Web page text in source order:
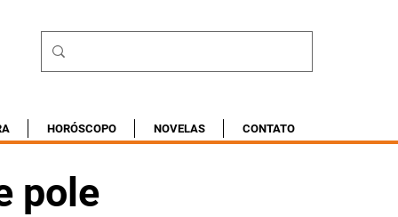
HORÓSCOPO NOVELAS CONTATO
pole